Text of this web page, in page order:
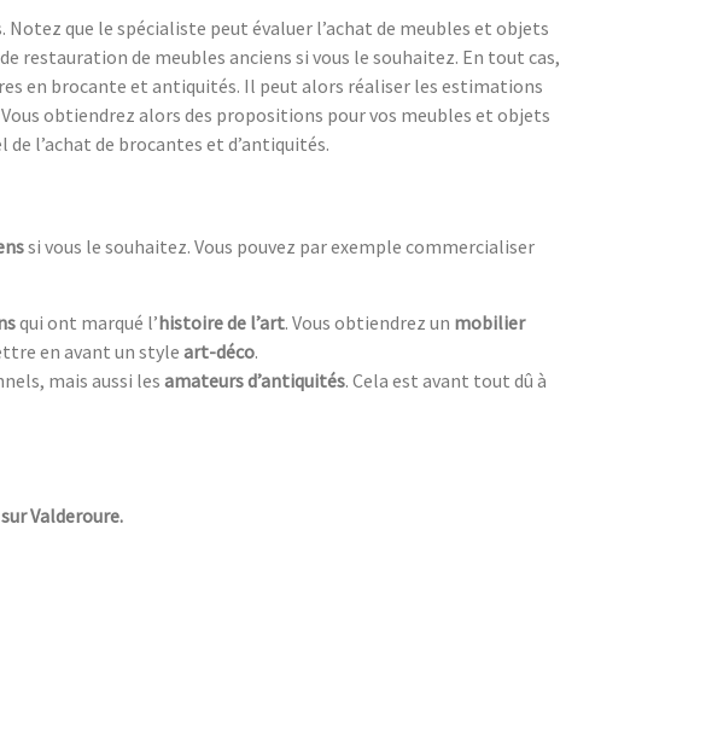
que le spécialiste peut évaluer l’achat de meubles et objets
restauration de meubles anciens si vous le souhaitez. En tout cas,
en brocante et antiquités. Il peut alors réaliser les estimations
obtiendrez alors des propositions pour vos meubles et objets
l’achat de brocantes et d’antiquités.
si vous le souhaitez. Vous pouvez par exemple commercialiser
qui ont marqué l’histoire de l’art. Vous obtiendrez un mobilier
en avant un styleart-déco.
mais aussi les amateurs d’antiquités. Cela est avant tout dû à
Valderoure.